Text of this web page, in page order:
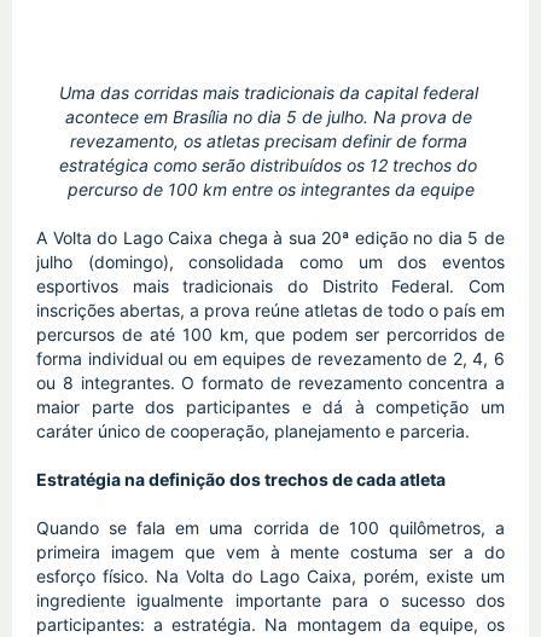
Uma das corridas mais tradicionais da capital federal
acontece em Brasília no dia 5 de julho. Na prova de
revezamento, os atletas precisam definir de forma
estratégica como serão distribuídos os 12 trechos do
percurso de 100 km entre os integrantes da equipe
A Volta do Lago Caixa chega à sua 20ª edição no dia 5 de
julho (domingo), consolidada como um dos eventos
esportivos mais tradicionais do Distrito Federal. Com
inscrições abertas, a prova reúne atletas de todo o país em
percursos de até 100 km, que podem ser percorridos de
forma individual ou em equipes de revezamento de 2, 4, 6
ou 8 integrantes. O formato de revezamento concentra a
maior parte dos participantes e dá à competição um
caráter único de cooperação, planejamento e parceria.
Estratégia na definição dos trechos de cada atleta
Quando se fala em uma corrida de 100 quilômetros, a
primeira imagem que vem à mente costuma ser a do
esforço físico. Na Volta do Lago Caixa, porém, existe um
ingrediente igualmente importante para o sucesso dos
participantes: a estratégia. Na montagem da equipe, os